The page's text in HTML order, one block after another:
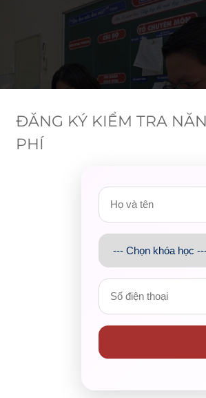
khai các hoạt động nhằm nâng cao
triển chất lượng đào tạo ngoại ngữ của
ĐĂNG KÝ KIỂM TRA
PHÍ